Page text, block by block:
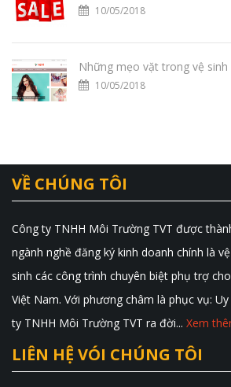
10/05/2018
Những mẹo vặt trong vệ sinh
10/05/2018
VỀ CHÚNG TÔI
Công ty TNHH Môi Trường TVT được
ngành nghề đăng ký kinh doanh chính là
sinh các công trình chuyên biệt phụ trợ
Việt Nam. Với phương châm là phục vụ:
ty TNHH Môi Trường TVT ra đời... Xem
LIÊN HỆ VÓI CHÚNG TÔI